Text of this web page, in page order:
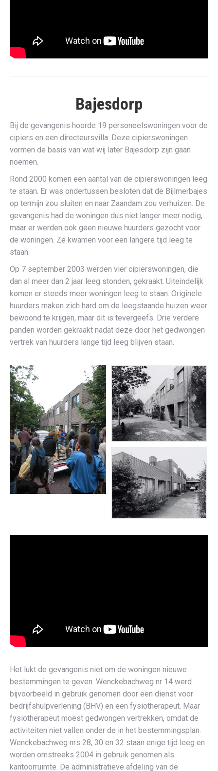
Bajesdorp
Bij de gevangenis hoorde 19 personeelswoningen voor de
cipiers en een directeursvilla. Deze cipierswoningen
vormen de basis van wat wij later Bajesdorp zijn gaan
noemen.
Rond 2000 komen een aantal van de cipierswoningen leeg
te staan. Er was ondertussen besloten dat de Bijlmerbajes
op termijn zou sluiten en naar Zaandam zou verhuizen. De
gevangenis had de woningen dus niet langer meer nodig,
maar er werden ook geen nieuwe huurders gezocht voor
de woningen. Ze kwamen voor een langere tijd leeg te
staan.
Op 7 september 2003 werden vier cipierswoningen, die
dan al meer dan 2 jaar leeg stonden, gekraakt. Uiteindelijk
komen er steeds meer woningen leeg te staan. Originele
huurders maken zich hard om de leegstaande huizen weer
bewoond te krijgen, maar dit is tevergeefs. Drie verdere
panden worden gekraakt nadat deze door het gedwongen
vertrek van huurders lange tijd leeg blijven staan.
Het lukt de gevangenis niet om de woningen nieuwe
bestemmingen te geven. Wenckebachweg nr 14 werd
bijvoorbeeld in gebruik genomen door een dienst voor
bedrijfshulpverlening (BHV) en een fysiotherapeut. Maar
fysiotherapeut moest gedwongen vertrekken, omdat de
activiteiten niet vallen onder de in het bestemmingsplan.
Wenckebachweg nrs 28, 30 en 32 staan enige tijd leeg en
worden omstreeks 2004 in gebruik genomen als
kantoorruimte. De administratieve afdeling van de